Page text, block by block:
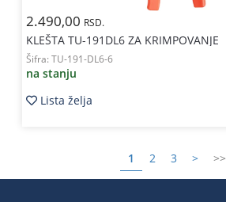
2.490,00 RSD.
KLEŠTA TU-191DL6 ZA KRIMPOVANJE
Šifra: TU-191-DL6-6
na stanju
Lista želja
1 2 3 > >>